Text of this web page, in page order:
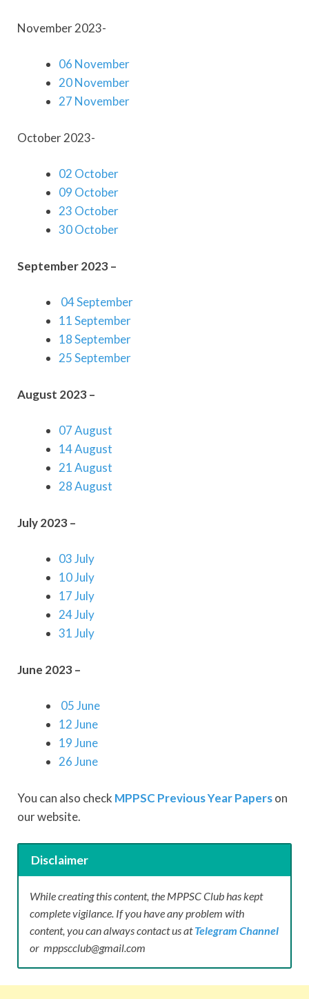
November 2023-
06 November
20 November
27 November
October 2023-
02 October
09 October
23 October
30 October
September 2023 –
04 September
11 September
18 September
25 September
August 2023 –
07 August
14 August
21 August
28 August
July 2023 –
03 July
10 July
17 July
24 July
31 July
June 2023 –
05 June
12 June
19 June
26 June
You can also check MPPSC Previous Year Paperson
our website.
Disclaimer
While creating this content, the MPPSC Club has kept
complete vigilance. If you have any problem with
content, you can always contact us atTelegram Channel
or mppscclub@gmail.com